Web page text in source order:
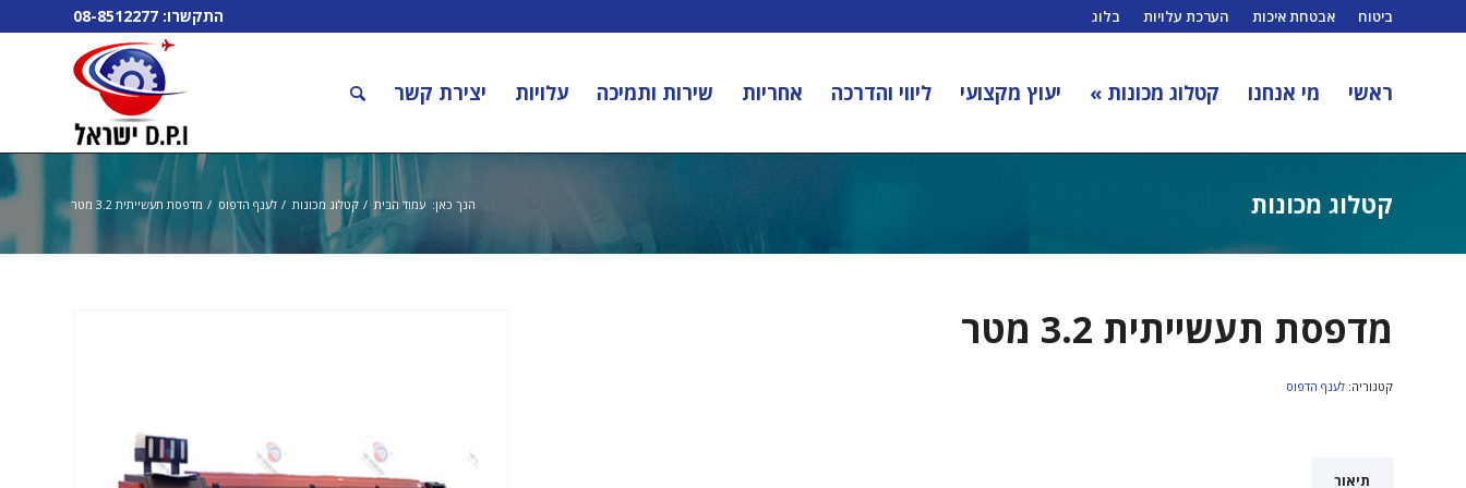
ביטוח אבטחת איכות הערכת עלויות בלוג התקשרו: 08-8512277
ראשי מי אנחנו קטלוג מכונות » יעוץ מקצועי ליווי והדרכה אחריות שירות ותמיכה עלויות יצירת קשר
קטלוג מכונות הנך כאן: עמוד הבית / קטלוג מכונות / לענף הדפוס / מדפסת תעשייתית 3.2 מטר
מדפסת תעשייתית 3.2 מטר
קטגוריה: לענף הדפוס
תיאור